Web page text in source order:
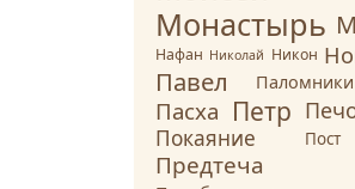
Монастырь
Нафан Николай Никон
Павел Паломники
Пасха Петр
Покаяние Пост
Предтеча